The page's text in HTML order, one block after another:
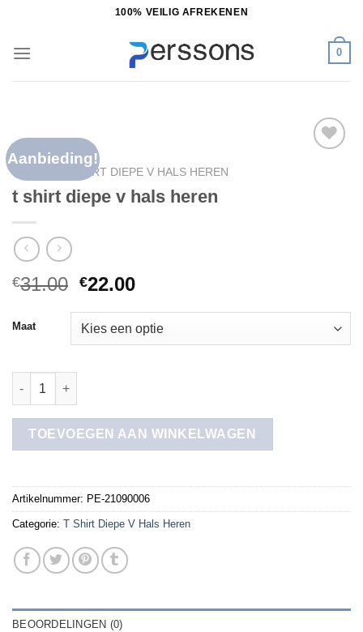
inhoud
100% VEILIG AFREKENEN
0
Aanbieding!
HOME T SHIRT DIEPE V HALS HEREN
t shirt diepe v hals heren
€31.00 €22.00
Maat
t shirt diepe v hals heren aantal
TOEVOEGEN AAN WINKELWAGEN
Artikelnummer: PE-21090006
Categorie: T Shirt Diepe V Hals Heren
BEOORDELINGEN (0)